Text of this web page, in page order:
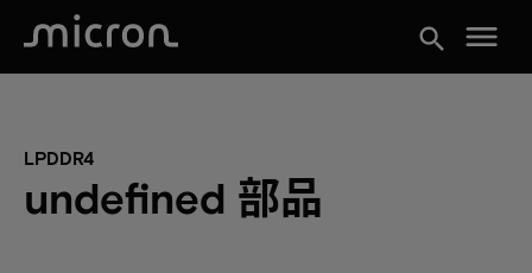
search menu
LPDDR4
undefined 部品